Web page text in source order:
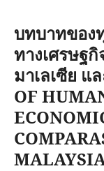
บทบาทของ
ทางเศรษฐกิ
มาเลเซีย แ
OF